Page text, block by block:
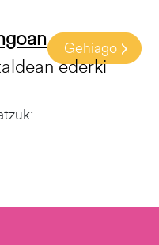
ederki
Gehiago